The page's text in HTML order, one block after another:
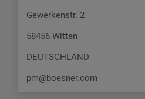
Gewerkenstr. 2
58456 Witten
DEUTSCHLAND
pm@boesner.com